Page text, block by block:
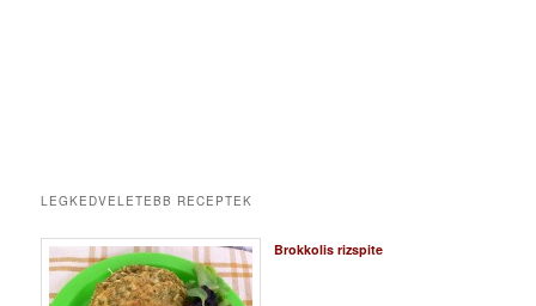
LEGKEDVELETEBB RECEPTEK
Brokkolis rizspite